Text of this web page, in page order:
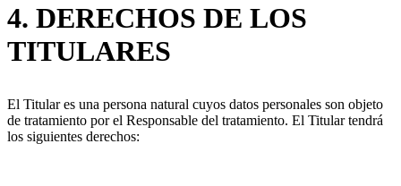
4. DERECHOS DE LOS
TITULARES
El Titular es una persona natural cuyos datos personales son objeto
de tratamiento por el Responsable del tratamiento. El Titular tendrá
los siguientes derechos: